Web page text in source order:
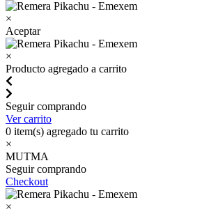
×
Aceptar
×
Producto agregado a carrito
Seguir comprando
Ver carrito
0 item(s) agregado tu carrito
×
MUTMA
Seguir comprando
Checkout
×